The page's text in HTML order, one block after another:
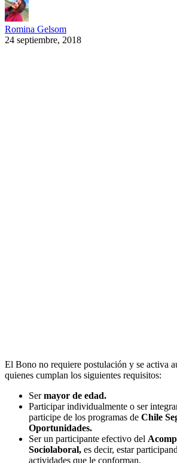
Romina Gelsom
24 septiembre, 2018
El Bono no requiere postulación y se activa
quienes cumplan los siguientes requisitos:
Sermayor de edad.
Participar individualmente o ser
participe de los programas de Chile
Oportunidades.
Ser un participante efectivo del
Sociolaboral, es decir, estar
actividades que le conforman.